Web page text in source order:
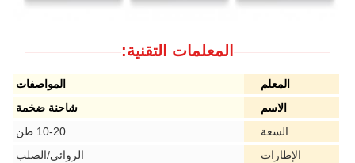
المعلمات التقنية:
المعلم
المواصفات
الاسم
شاحنة ضخمة
السعة
10-20 طن
الإطارات
الروائي/الصلب